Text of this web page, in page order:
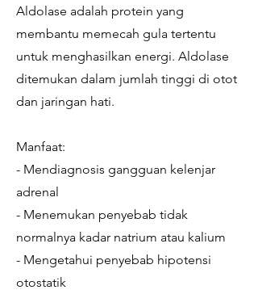
Aldolase adalah protein yang
membantu memecah gula tertentu
untuk menghasilkan energi. Aldolase
ditemukan dalam jumlah tinggi di otot
dan jaringan hati.
Manfaat:
- Mendiagnosis gangguan kelenjar
adrenal
- Menemukan penyebab tidak
normalnya kadar natrium atau kalium
- Mengetahui penyebab hipotensi
otostatik